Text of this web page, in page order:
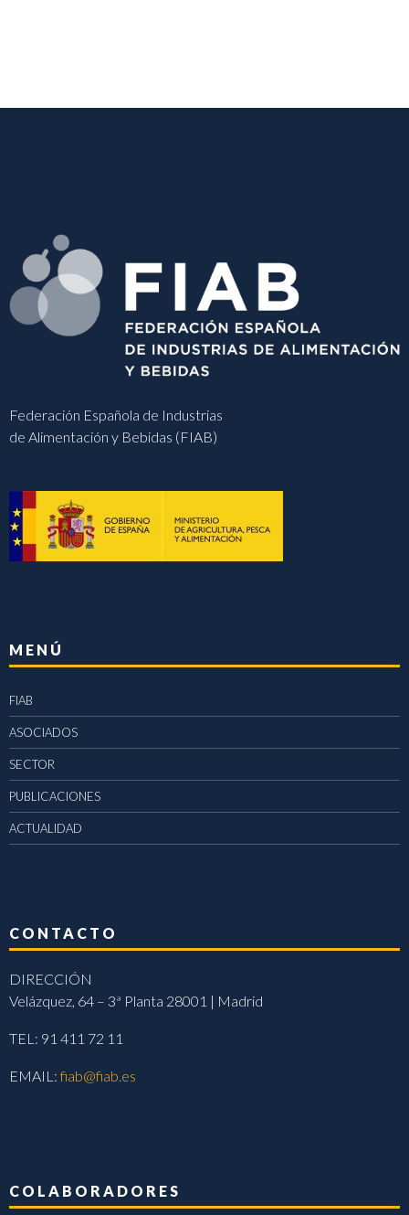
Federación Española de Industrias
de Alimentación y Bebidas (FIAB)
MENÚ
FIAB
ASOCIADOS
SECTOR
PUBLICACIONES
ACTUALIDAD
CONTACTO
DIRECCIÓN
Velázquez, 64 – 3ª Planta 28001 | Madrid
TEL: 91 411 72 11
EMAIL:fiab@fiab.es
COLABORADORES